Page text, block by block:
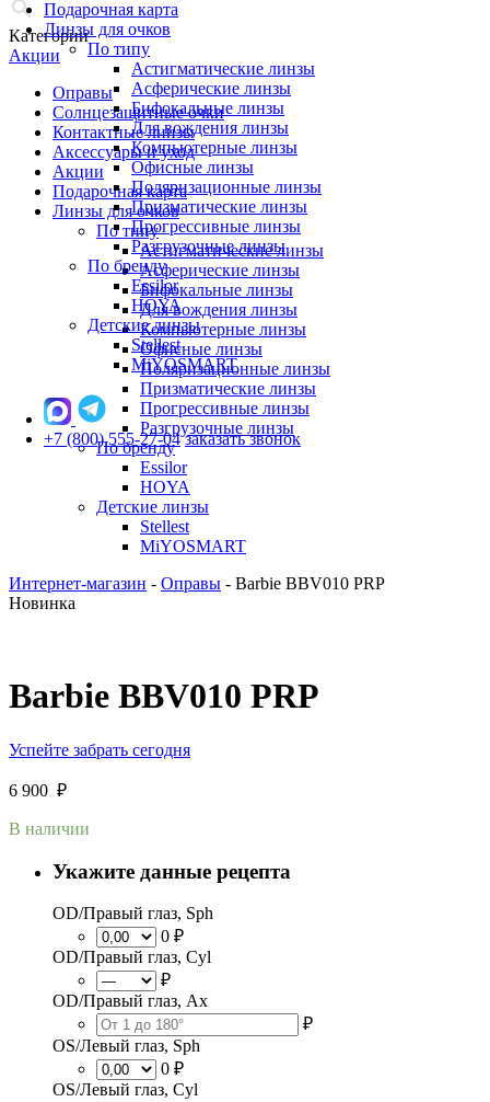
Категории
Акции
Оправы
Солнцезащитные очки
Контактные линзы
Аксессуары и уход
Акции
Подарочная карта
Линзы для очков
По типу
Астигматические линзы
Асферические линзы
Бифокальные линзы
Для вождения линзы
Компьютерные линзы
Офисные линзы
Поляризационные линзы
Призматические линзы
Прогрессивные линзы
Разгрузочные линзы
По бренду
Essilor
HOYA
Детские линзы
Stellest
MiYOSMART
Подарочная карта
Линзы для очков
По типу
Астигматические линзы
Асферические линзы
Бифокальные линзы
Для вождения линзы
Компьютерные линзы
Офисные линзы
Поляризационные линзы
Призматические линзы
Прогрессивные линзы
Разгрузочные линзы
По бренду
Essilor
HOYA
Детские линзы
Stellest
MiYOSMART
+7 (800) 555-27-04 заказать звонок
Интернет-магазин - Оправы - Barbie BBV010 PRP
Новинка
Barbie BBV010 PRP
Успейте забрать сегодня
6 900 ₽
В наличии
Укажите данные рецепта
OD/Правый глаз, Sph
0 ₽
OD/Правый глаз, Cyl
₽
OD/Правый глаз, Ax
₽
OS/Левый глаз, Sph
0 ₽
OS/Левый глаз, Cyl